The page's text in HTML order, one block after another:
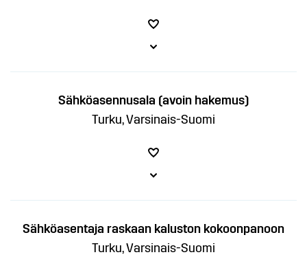
Sähköasennusala (avoin hakemus)
Turku, Varsinais-Suomi
Sähköasentaja raskaan kaluston kokoonpanoon
Turku, Varsinais-Suomi